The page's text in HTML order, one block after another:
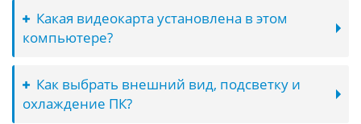
Какая видеокарта установлена в этом
компьютере?
Как выбрать внешний вид, подсветку и
охлаждение ПК?